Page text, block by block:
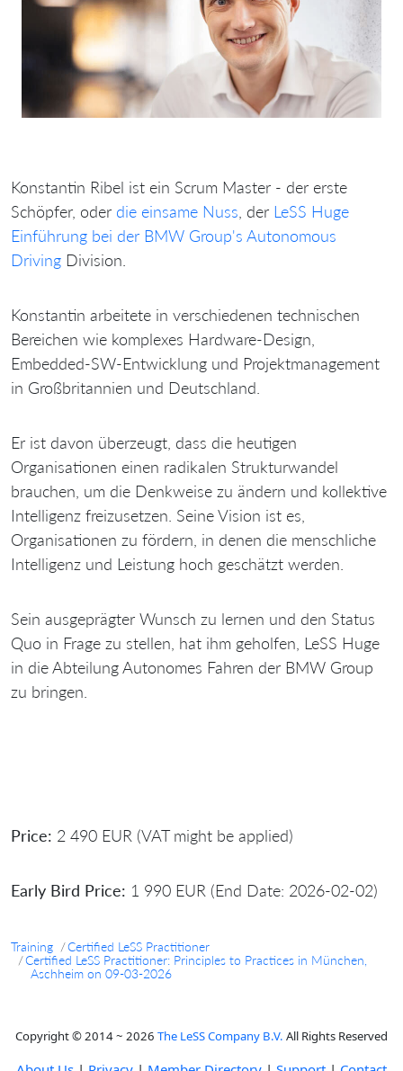
Konstantin Ribel ist ein Scrum Master - der erste
Schöpfer, oder die einsame Nuss , der LeSS Huge
Einführung bei der BMW Group's Autonomous
Driving Division.
Konstantin arbeitete in verschiedenen technischen
Bereichen wie komplexes Hardware-Design,
Embedded-SW-Entwicklung und Projektmanagement
in Großbritannien und Deutschland.
Er ist davon überzeugt, dass die heutigen
Organisationen einen radikalen Strukturwandel
brauchen, um die Denkweise zu ändern und kollektive
Intelligenz freizusetzen. Seine Vision ist es,
Organisationen zu fördern, in denen die menschliche
Intelligenz und Leistung hoch geschätzt werden.
Sein ausgeprägter Wunsch zu lernen und den Status
Quo in Frage zu stellen, hat ihm geholfen, LeSS Huge
in die Abteilung Autonomes Fahren der BMW Group
zu bringen.
Price: 2 490 EUR (VAT might be applied)
Early Bird Price: 1 990 EUR (End Date: 2026-02-02)
Training
Certified LeSS Practitioner
Certified LeSS Practitioner: Principles to Practices in München,
Aschheim on 09-03-2026
Copyright © 2014 ~ 2026 The LeSS Company B.V. All Rights Reserved